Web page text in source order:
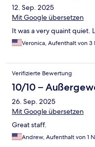
12. Sep. 2025
Mit Google übersetzen
It was a very quaint quiet.
Veronica, Aufenthalt von 3
Verifizierte Bewertung
10/10 –
26. Sep. 2025
Mit Google übersetzen
Great staff.
Andrew, Aufenthalt von 1